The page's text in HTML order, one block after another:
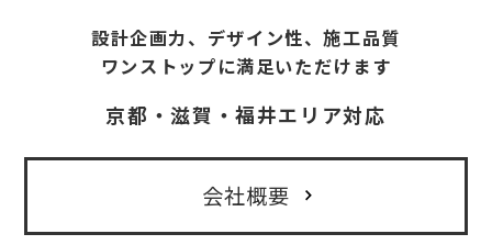
設計企画力、デザイン性、施工品質
ワンストップに満足いただけます
京都・滋賀・福井エリア対応
会社概要